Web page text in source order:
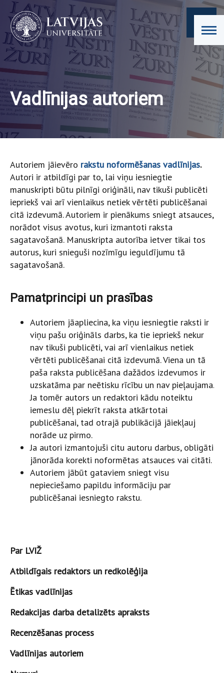
Vadlīnijas autoriem
Autoriem jāievēro rakstu noformēšanas vadlīnijas.
Autori ir atbildīgi par to, lai viņu iesniegtie
manuskripti būtu pilnīgi oriģināli, nav tikuši publicēti
iepriekš vai arī vienlaikus netiek vērtēti publicēšanai
citā izdevumā. Autoriem ir pienākums sniegt atsauces,
norādot visus avotus, kuri izmantoti raksta
sagatavošanā. Manuskripta autorība ietver tikai tos
autorus, kuri snieguši nozīmīgu ieguldījumu tā
sagatavošanā.
Pamatprincipi un prasības
Autoriem jāapliecina, ka viņu iesniegtie raksti ir
viņu pašu oriģināls darbs, ka tie iepriekš nekur
nav tikuši publicēti, vai arī vienlaikus netiek
vērtēti publicēšanai citā izdevumā. Viena un tā
paša raksta publicēšana dažādos izdevumos ir
uzskatāma par neētisku rīcību un nav pieļaujama.
Ja tomēr autors un redaktori kādu noteiktu
iemeslu dēļ piekrīt raksta atkārtotai
publicēšanai, tad otrajā publikācijā jāiekļauj
norāde uz pirmo.
Ja autori izmantojuši citu autoru darbus, obligāti
jānorāda korekti noformētas atsauces vai citāti.
Autoriem jābūt gataviem sniegt visu
nepieciešamo papildu informāciju par
publicēšanai iesniegto rakstu.
Par LVIŽ
Atbildīgais redaktors un redkolēģija
Ētikas vadlīnijas
Redakcijas darba detalizēts apraksts
Recenzēšanas process
Vadlīnijas autoriem